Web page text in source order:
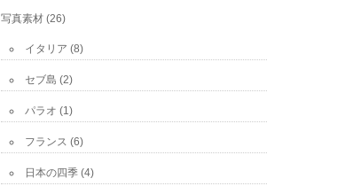
写真素材 (26)
イタリア (8)
セブ島 (2)
パラオ (1)
フランス (6)
日本の四季 (4)